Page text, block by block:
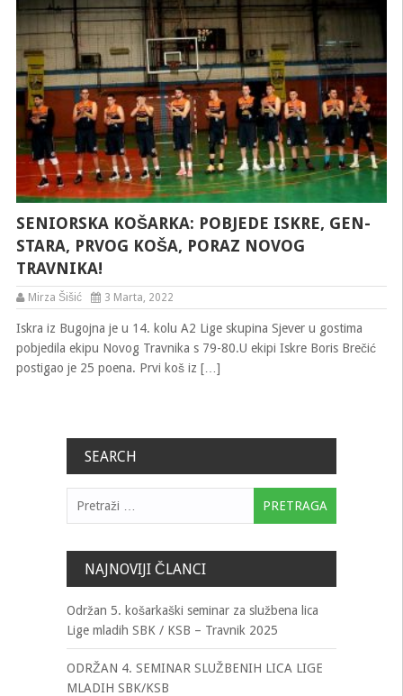
SENIORSKA KOŠARKA: POBJEDE ISKRE, GEN-
STARA, PRVOG KOŠA, PORAZ NOVOG
TRAVNIKA!
Mirza Šišić 3 Marta, 2022
Iskra iz Bugojna je u 14. kolu A2 Lige skupina Sjever u gostima
pobjedila ekipu Novog Travnika s 79-80.U ekipi Iskre Boris Brečić
postigao je 25 poena. Prvi koš iz […]
SEARCH
NAJNOVIJI ČLANCI
Održan 5. košarkaški seminar za službena lica
Lige mladih SBK / KSB – Travnik 2025
ODRŽAN 4. SEMINAR SLUŽBENIH LICA LIGE
MLADIH SBK/KSB